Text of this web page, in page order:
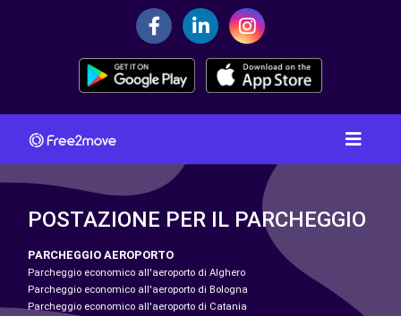
POSTAZIONE PER IL PARCHEGGIO
PARCHEGGIO AEROPORTO
Parcheggio economico all'aeroporto di Alghero
Parcheggio economico all'aeroporto di Bologna
Parcheggio economico all'aeroporto di Catania